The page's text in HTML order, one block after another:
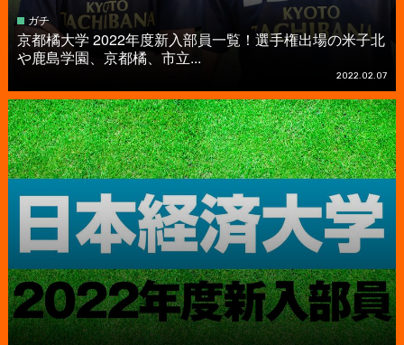
ガチ
京都橘大学 2022年度新入部員一覧！選手権出場の米子北
や鹿島学園、京都橘、市立...
2022.02.07